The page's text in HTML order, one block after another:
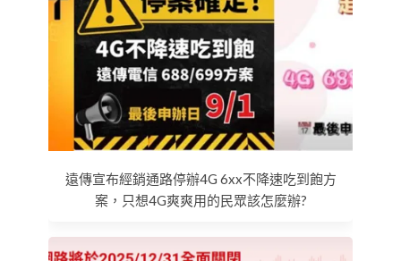
遠傳宣布經銷通路停辦4G 6xx不降速吃到飽方
案，只想4G爽爽用的民眾該怎麼辦?